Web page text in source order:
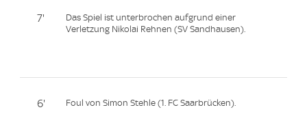
7'
Das Spiel ist unterbrochen aufgrund einer
Verletzung Nikolai Rehnen (SV Sandhausen).
6' Foul von Simon Stehle (1. FC Saarbrücken).